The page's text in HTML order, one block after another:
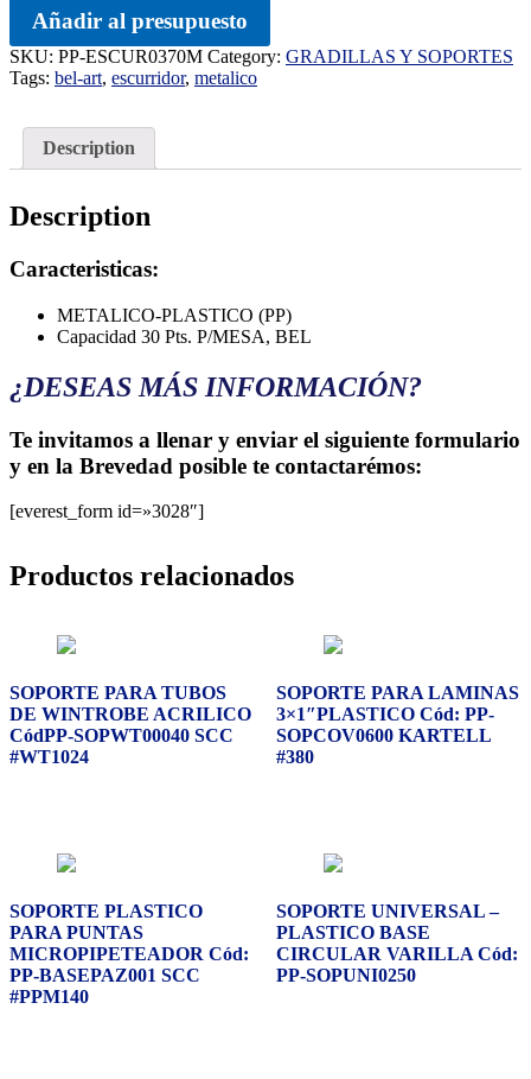
Añadir al presupuesto
SKU: PP-ESCUR0370M Category: GRADILLAS Y SOPORTES
Tags: bel-art, escurridor, metalico
Description
Description
Caracteristicas:
METALICO-PLASTICO (PP)
Capacidad 30 Pts. P/MESA, BEL
¿DESEAS MÁS INFORMACIÓN?
Te invitamos a llenar y enviar el siguiente formulario
y en la Brevedad posible te contactarémos:
[everest_form id=»3028″]
Productos relacionados
SOPORTE PARA TUBOS
DE WINTROBE ACRILICO
CódPP-SOPWT00040 SCC
#WT1024
SOPORTE PARA LAMINAS
3×1″PLASTICO Cód: PP-
SOPCOV0600 KARTELL
#380
SOPORTE PLASTICO
PARA PUNTAS
MICROPIPETEADOR Cód:
PP-BASEPAZ001 SCC
#PPM140
SOPORTE UNIVERSAL –
PLASTICO BASE
CIRCULAR VARILLA Cód:
PP-SOPUNI0250